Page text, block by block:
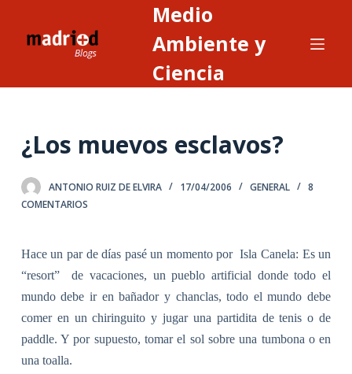
o
e
d
o
Medio
Ambiente y
Ciencia
¿Los muevos esclavos?
ANTONIO RUIZ DE ELVIRA 17/04/2006 GENERAL
8
COMENTARIOS
Hace un par de días pasé un momento por Isla Canela: Es un
“resort”
de vacaciones, un pueblo artificial donde todo el
mundo debe ir en bañador y chanclas, todo el mundo debe
comer en un chiringuito y jugar una partidita de tenis o de
paddle. Y por supuesto, tomar el sol sobre una tumbona o en
una toalla.